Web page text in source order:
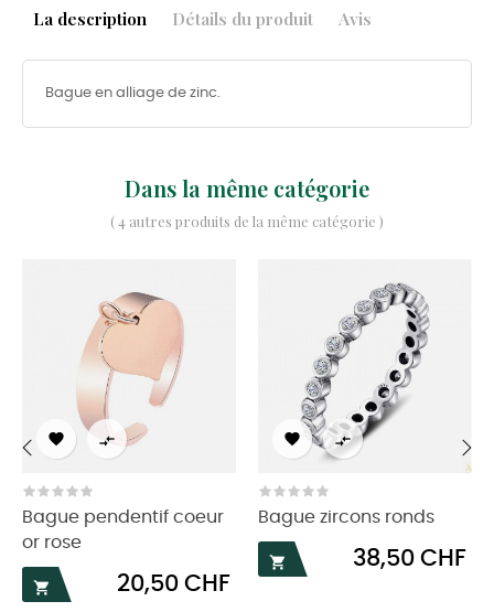
La description Détails du produit Avis
Bague en alliage de zinc.
Dans la même catégorie
( 4 autres produits de la même catégorie )
 
Bague pendentif coeur
or rose

Prix
20,50 CHF
 
Bague zircons ronds

Prix
38,50 CHF
‹